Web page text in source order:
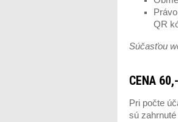
QR
Súčasťou
CENA 60,-
Pri počte
sú